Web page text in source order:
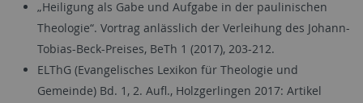
„Heiligung als Gabe und Aufgabe in der paulinischen
Theologie“. Vortrag anlässlich der Verleihung des Johann-
Tobias-Beck-Preises, BeTh 1 (2017), 203-212.
ELThG (Evangelisches Lexikon für Theologie und
Gemeinde) Bd. 1, 2. Aufl., Holzgerlingen 2017: Artikel